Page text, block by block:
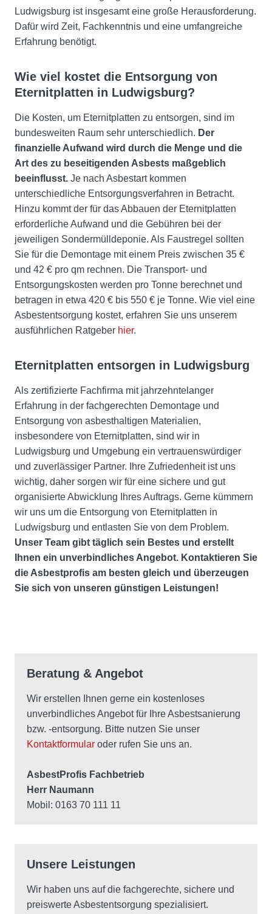
Ludwigsburg ist insgesamt eine große Herausforderung.
Dafür wird Zeit, Fachkenntnis und eine umfangreiche
Erfahrung benötigt.
Wie viel kostet die Entsorgung von
Eternitplatten in Ludwigsburg?
Die Kosten, um Eternitplatten zu entsorgen, sind im
bundesweiten Raum sehr unterschiedlich. Der
finanzielle Aufwand wird durch die Menge und die
Art des zu beseitigenden Asbests maßgeblich
beeinflusst. Je nach Asbestart kommen
unterschiedliche Entsorgungsverfahren in Betracht.
Hinzu kommt der für das Abbauen der Eternitplatten
erforderliche Aufwand und die Gebühren bei der
jeweiligen Sondermülldeponie. Als Faustregel sollten
Sie für die Demontage mit einem Preis zwischen 35 €
und 42 € pro qm rechnen. Die Transport- und
Entsorgungskosten werden pro Tonne berechnet und
betragen in etwa 420 € bis 550 € je Tonne. Wie viel eine
Asbestentsorgung kostet, erfahren Sie uns unserem
ausführlichen Ratgeber hier.
Eternitplatten entsorgen in Ludwigsburg
Als zertifizierte Fachfirma mit jahrzehntelanger
Erfahrung in der fachgerechten Demontage und
Entsorgung von asbesthaltigen Materialien,
insbesondere von Eternitplatten, sind wir in
Ludwigsburg und Umgebung ein vertrauenswürdiger
und zuverlässiger Partner. Ihre Zufriedenheit ist uns
wichtig, daher sorgen wir für eine sichere und gut
organisierte Abwicklung Ihres Auftrags. Gerne kümmern
wir uns um die Entsorgung von Eternitplatten in
Ludwigsburg und entlasten Sie von dem Problem.
Unser Team gibt täglich sein Bestes und erstellt
Ihnen ein unverbindliches Angebot. Kontaktieren Sie
die Asbestprofis am besten gleich und überzeugen
Sie sich von unseren günstigen Leistungen!
Beratung & Angebot
Wir erstellen Ihnen gerne ein kostenloses
unverbindliches Angebot für Ihre Asbestsanierung
bzw. -entsorgung. Bitte nutzen Sie unser
Kontaktformular oder rufen Sie uns an.
AsbestProfis Fachbetrieb
Herr Naumann
Mobil: 0163 70 111 11
Unsere Leistungen
Wir haben uns auf die fachgerechte, sichere und
preiswerte Asbestentsorgung spezialisiert.